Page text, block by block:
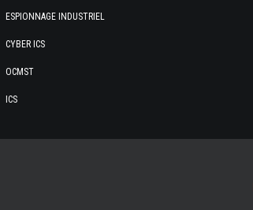
ESPIONNAGE INDUSTRIEL
CYBER ICS
OCMST
ICS